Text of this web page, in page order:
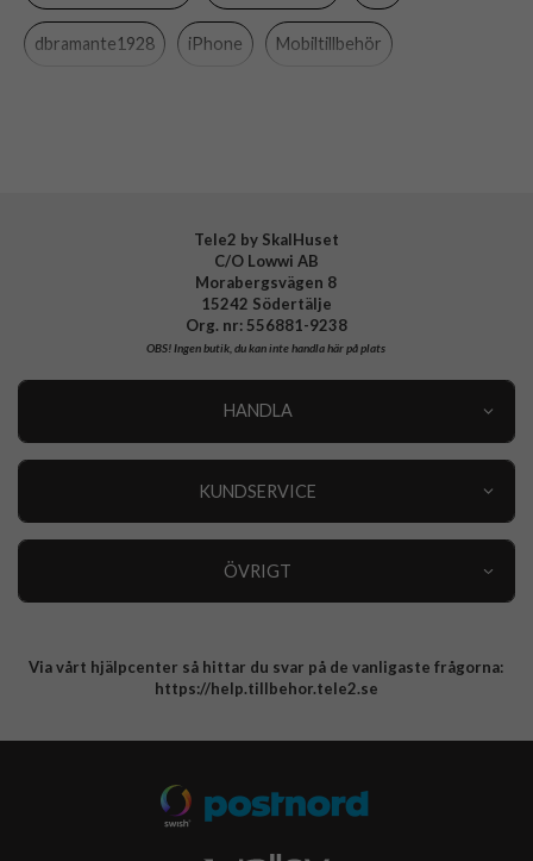
Färg
Material D3O, Återvunnen plast
dbramante1928 iPhone Mobiltillbehör
Tele2 by SkalHuset
C/O Lowwi AB
Morabergsvägen 8
15242 Södertälje
Org. nr: 556881-9238
OBS!Ingen butik, du kan inte handla här på plats
HANDLA
KUNDSERVICE
ÖVRIGT
Integritetspolicy
Via vårt hjälpcenter så hittar du svar på de vanligaste frågorna:
https://help.tillbehor.tele2.se